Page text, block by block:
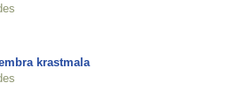
krastmala